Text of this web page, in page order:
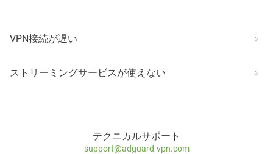
VPN接続が遅い
ストリーミングサービスが使えない
テクニカルサポート
support@adguard-vpn.com